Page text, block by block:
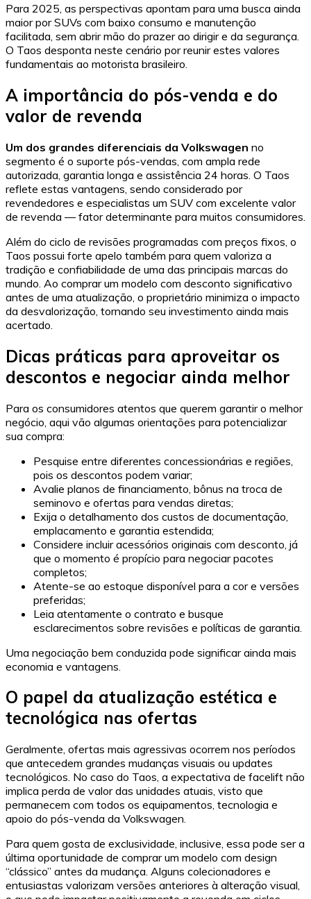
Para 2025, as perspectivas apontam para uma busca ainda
maior por SUVs com baixo consumo e manutenção
facilitada, sem abrir mão do prazer ao dirigir e da segurança.
O Taos desponta neste cenário por reunir estes valores
fundamentais ao motorista brasileiro.
A importância do pós-venda e do
valor de revenda
Um dos grandes diferenciais da Volkswagen no
segmento é o suporte pós-vendas, com ampla rede
autorizada, garantia longa e assistência 24 horas. O Taos
reflete estas vantagens, sendo considerado por
revendedores e especialistas um SUV com excelente valor
de revenda — fator determinante para muitos consumidores.
Além do ciclo de revisões programadas com preços fixos, o
Taos possui forte apelo também para quem valoriza a
tradição e confiabilidade de uma das principais marcas do
mundo. Ao comprar um modelo com desconto significativo
antes de uma atualização, o proprietário minimiza o impacto
da desvalorização, tornando seu investimento ainda mais
acertado.
Dicas práticas para aproveitar os
descontos e negociar ainda melhor
Para os consumidores atentos que querem garantir o melhor
negócio, aqui vão algumas orientações para potencializar
sua compra:
Pesquise entre diferentes concessionárias e regiões,
pois os descontos podem variar;
Avalie planos de financiamento, bônus na troca de
seminovo e ofertas para vendas diretas;
Exija o detalhamento dos custos de documentação,
emplacamento e garantia estendida;
Considere incluir acessórios originais com desconto, já
que o momento é propício para negociar pacotes
completos;
Atente-se ao estoque disponível para a cor e versões
preferidas;
Leia atentamente o contrato e busque
esclarecimentos sobre revisões e políticas de garantia.
Uma negociação bem conduzida pode significar ainda mais
economia e vantagens.
O papel da atualização estética e
tecnológica nas ofertas
Geralmente, ofertas mais agressivas ocorrem nos períodos
que antecedem grandes mudanças visuais ou updates
tecnológicos. No caso do Taos, a expectativa de facelift não
implica perda de valor das unidades atuais, visto que
permanecem com todos os equipamentos, tecnologia e
apoio do pós-venda da Volkswagen.
Para quem gosta de exclusividade, inclusive, essa pode ser a
última oportunidade de comprar um modelo com design
“clássico” antes da mudança. Alguns colecionadores e
entusiastas valorizam versões anteriores à alteração visual,